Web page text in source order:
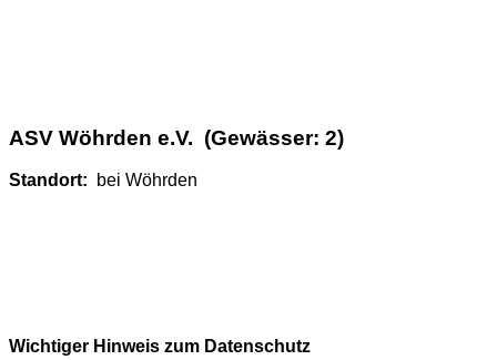
ASV Wöhrden e.V. (Gewässer: 2)
Standort: bei Wöhrden
Wichtiger Hinweis zum Datenschutz